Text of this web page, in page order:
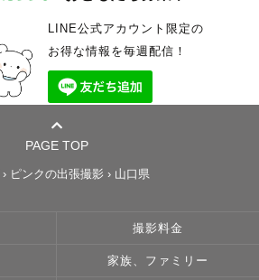
LINE公式アカウント限定の
お得な情報を毎週配信！
PAGE TOP
› ピンクの出張撮影 › 山口県
撮影料金
家族、ファミリー